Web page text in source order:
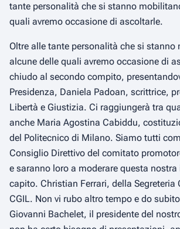
tante personalità che si stanno
quali avremo occasione di ascoltarle.
Oltre alle tante personalità che si stanno
alcune delle quali avremo occasione di
chiudo al secondo compito,
Presidenza, Daniela Padoan, scrittrice,
Libertà e Giustizia. Ci raggiungerà tra
anche Maria Agostina Cabiddu,
del Politecnico di Milano. Siamo tutti
Consiglio Direttivo del comitato
e saranno loro a moderare questa
capito. Christian Ferrari, della Segreteria
CGIL. Non vi rubo altro tempo e do
Giovanni Bachelet, il presidente del